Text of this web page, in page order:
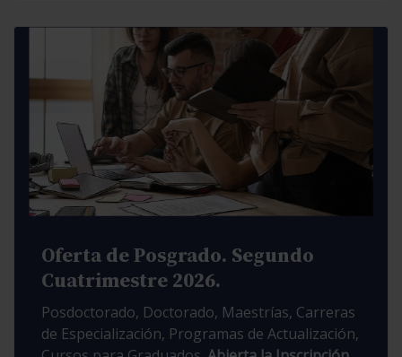
Oferta de Posgrado. Segundo
Cuatrimestre 2026.
Posdoctorado, Doctorado, Maestrías, Carreras
de Especialización, Programas de Actualización,